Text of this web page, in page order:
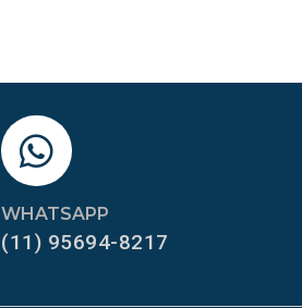
WHATSAPP
(11) 95694-8217